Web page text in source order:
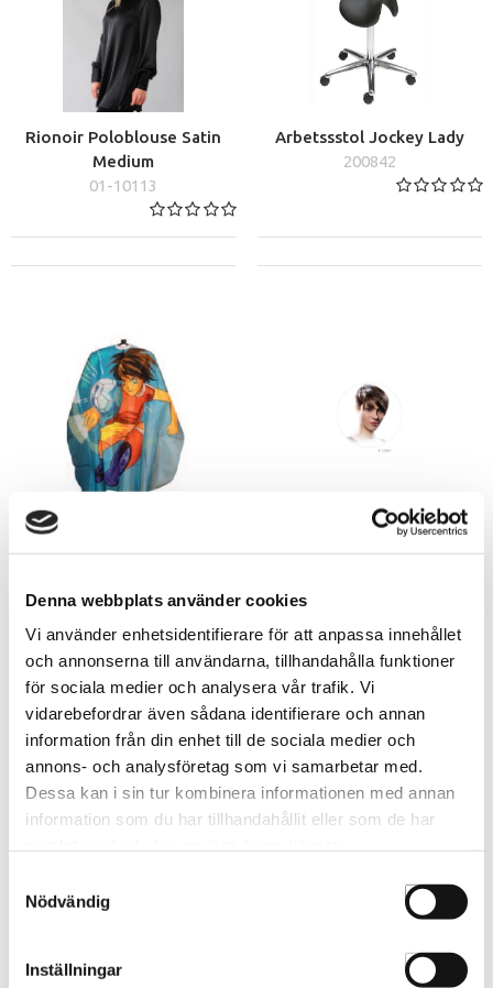
Denna webbplats använder cookies
Vi använder enhetsidentifierare för att anpassa innehållet
och annonserna till användarna, tillhandahålla funktioner
för sociala medier och analysera vår trafik. Vi
vidarebefordrar även sådana identifierare och annan
information från din enhet till de sociala medier och
annons- och analysföretag som vi samarbetar med.
Dessa kan i sin tur kombinera informationen med annan
information som du har tillhandahållit eller som de har
Nödvändig
Inställningar
Rionoir Poloblouse Satin
Medium
01-10113
Arbetssstol Jockey Lady
200842
Barnkappa Soccer player
3850
Fönstersticker Stor 27067
27067
27068
Fönstersticker Stor 27070